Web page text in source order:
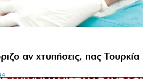
αν χτυπήσεις, πας Τουρκία